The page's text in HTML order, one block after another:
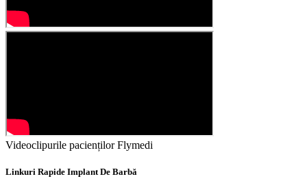
Videoclipurile pacienților Flymedi
Linkuri Rapide Implant De Barbă